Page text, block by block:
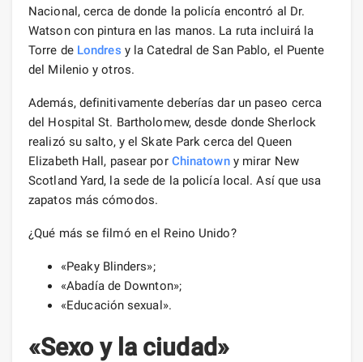
Nacional, cerca de donde la policía encontró al Dr.
Watson con pintura en las manos. La ruta incluirá la
Torre de Londres y la Catedral de San Pablo, el Puente
del Milenio y otros.
Además, definitivamente deberías dar un paseo cerca
del Hospital St. Bartholomew, desde donde Sherlock
realizó su salto, y el Skate Park cerca del Queen
Elizabeth Hall, pasear por Chinatowny mirar New
Scotland Yard, la sede de la policía local. Así que usa
zapatos más cómodos.
¿Qué más se filmó en el Reino Unido?
«Peaky Blinders»;
«Abadía de Downton»;
«Educación sexual».
«Sexo y la ciudad»